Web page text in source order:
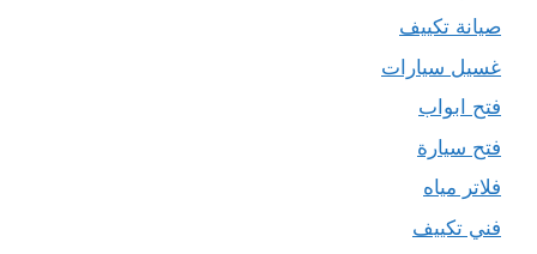
صيانة تكييف
غسيل سيارات
فتح ابواب
فتح سيارة
فلاتر مياه
فني تكييف